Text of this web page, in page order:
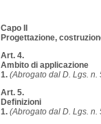
Capo II
Progettazione,
Art. 4.
Ambito di applicazione
1. (Abrogato dal D. Lgs. n.
Art. 5.
Definizioni
1. (Abrogato dal D. Lgs. n.